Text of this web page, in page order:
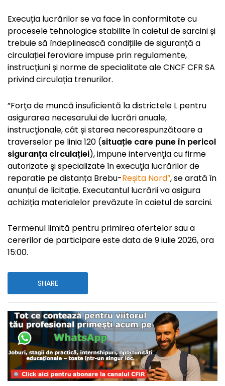
Execuția lucrărilor se va face în conformitate cu
procesele tehnologice stabilite în caietul de sarcini și
trebuie să îndeplinească condițiile de siguranță a
circulației feroviare impuse prin regulamente,
instrucțiuni și norme de specialitate ale CNCF CFR SA
privind circulația trenurilor.
”Forţa de muncă insuficientă la districtele L pentru
asigurarea necesarului de lucrări anuale,
instrucţionale, cât și starea necorespunzătoare a
traverselor pe linia 120 (situație care pune în pericol
siguranța circulației), impune intervenţia cu firme
autorizate şi specializate în execuţia lucrărilor de
reparatie pe distanța Brebu-Reșita Nord”, se arată în
anunțul de licitație. Executantul lucrării va asigura
achiziția materialelor prevăzute în caietul de sarcini.
Termenul limită pentru primirea ofertelor sau a
cererilor de participare este data de 9 iulie 2026, ora
15:00.
SHARE